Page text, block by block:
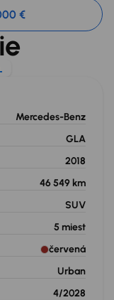
€
Mercedes-Benz
GLA
2018
46 549 km
SUV
5 miest
červená
Urban
4/2028